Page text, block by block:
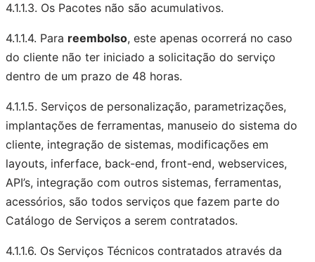
4.1.1.3. Os Pacotes não são acumulativos.
4.1.1.4. Para reembolso, este apenas ocorrerá no caso
do cliente não ter iniciado a solicitação do serviço
dentro de um prazo de 48 horas.
4.1.1.5. Serviços de personalização, parametrizações,
implantações de ferramentas, manuseio do sistema do
cliente, integração de sistemas, modificações em
layouts, inferface, back-end, front-end, webservices,
API’s, integração com outros sistemas, ferramentas,
acessórios, são todos serviços que fazem parte do
Catálogo de Serviços a serem contratados.
4.1.1.6. Os Serviços Técnicos contratados através da